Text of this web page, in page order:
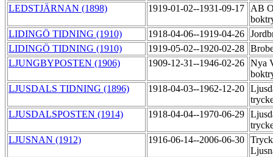
LEDSTJÄRNAN (1898)
1919-01-02--1931-09-17
AB
LIDINGÖ TIDNING (1910)
1918-04-06--1919-04-26
LIDINGÖ TIDNING (1910)
1919-05-02--1920-02-28
LJUNGBYPOSTEN (1906)
1909-12-31--1946-02-26 Nya
LJUSDALS TIDNING (1896)
1918-04-03--1962-12-20
LJUSDALSPOSTEN (1914)
1918-04-04--1970-06-29
LJUSNAN (1912)
1916-06-14--2006-06-30